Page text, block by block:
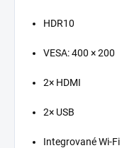
HDR10
VESA: 400 × 200
2× HDMI
2× USB
Integrované Wi-Fi